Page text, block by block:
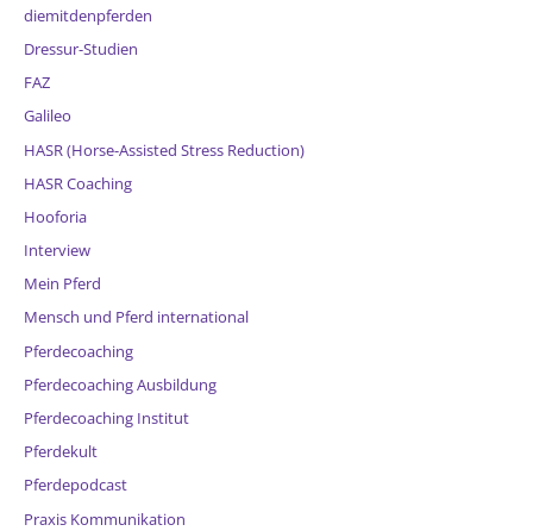
diemitdenpferden
Dressur-Studien
FAZ
Galileo
HASR (Horse-Assisted Stress Reduction)
HASR Coaching
Hooforia
Interview
Mein Pferd
Mensch und Pferd international
Pferdecoaching
Pferdecoaching Ausbildung
Pferdecoaching Institut
Pferdekult
Pferdepodcast
Praxis Kommunikation